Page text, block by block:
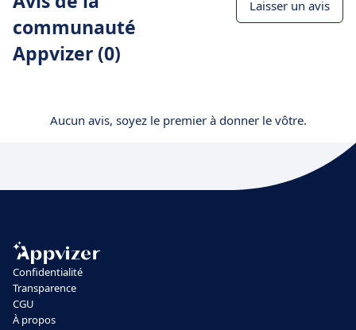
communauté
Appvizer (0)
Laisser un avis
Aucun avis, soyez le premier à donner le vôtre.
Confidentialité
Transparence
CGU
À propos